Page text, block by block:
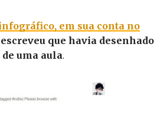
em sua conta no
que havia desenhado
uma aula.